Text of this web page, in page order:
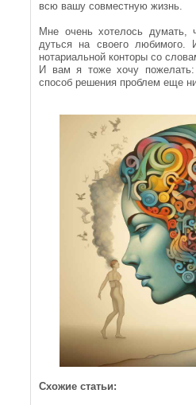
всю вашу совместную жизнь.
Мне очень хотелось думать,
дуться на своего
нотариальной конторы со
И вам я тоже хочу пожелать:
способ решения проблем еще
Схожие статьи: